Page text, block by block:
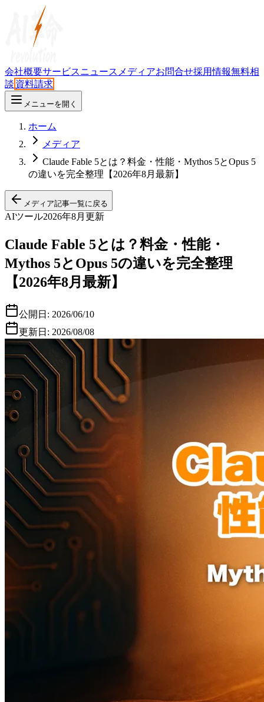
会社概要サービスニュース メディアお問合せ採用情報無料相
談 資料請求
メニューを開く
ホーム
メディア
Claude Fable 5とは？料金・性能・Mythos 5とOpus 5
の違いを完全整理【2026年8月最新】
メディア記事一覧に戻る
AIツール2026年8月更新
Claude Fable 5とは？料金・性能・
Mythos 5とOpus 5の違いを完全整理
【2026年8月最新】
公開日: 2026/06/10
更新日: 2026/08/08